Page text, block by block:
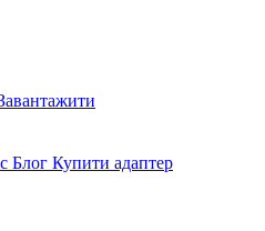
Блог Купити адаптер